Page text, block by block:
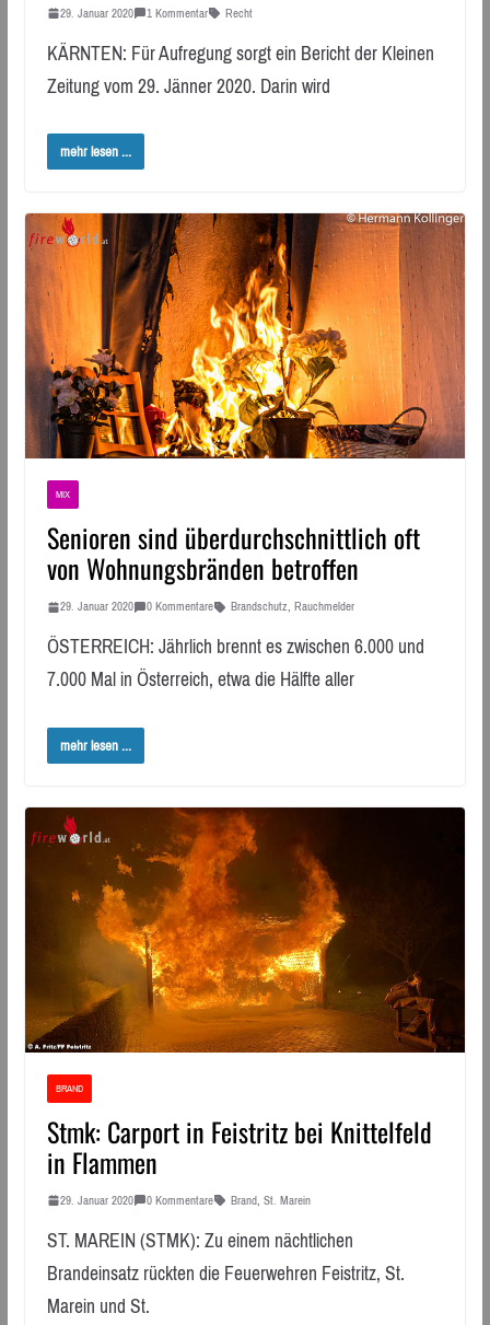
29. Januar 2020 1 Kommentar Recht
KÄRNTEN: Für Aufregung sorgt ein Bericht der Kleinen
Zeitung vom 29. Jänner 2020. Darin wird
mehr lesen ...
MIX
Senioren sind überdurchschnittlich oft
von Wohnungsbränden betroffen
29. Januar 2020 0 Kommentare Brandschutz, Rauchmelder
ÖSTERREICH: Jährlich brennt es zwischen 6.000 und
7.000 Mal in Österreich, etwa die Hälfte aller
mehr lesen ...
BRAND
Stmk: Carport in Feistritz bei Knittelfeld
in Flammen
29. Januar 2020 0 Kommentare Brand, St. Marein
ST. MAREIN (STMK): Zu einem nächtlichen
Brandeinsatz rückten die Feuerwehren Feistritz, St.
Marein und St.